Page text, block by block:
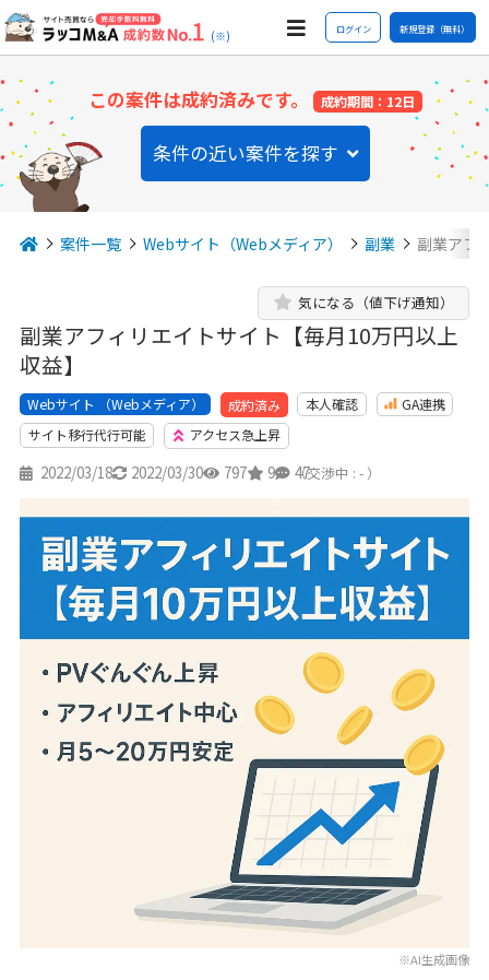
(※) ログイン 新規登録（無料）
この案件は成約済みです。 成約期間：12日
条件の近い案件を探す
案件一覧 Webサイト（Webメディア） 副業 副業アフ
副業アフィリエイトサイト【毎月10万円以上
収益】
気になる（値下げ通知）
Webサイト （Webメディア） 成約済み 本人確認
GA連携
サイト移行代行可能
アクセス急上昇
2022/03/18 2022/03/30 797 9 47
（交渉中 : - ）
※AI生成画像